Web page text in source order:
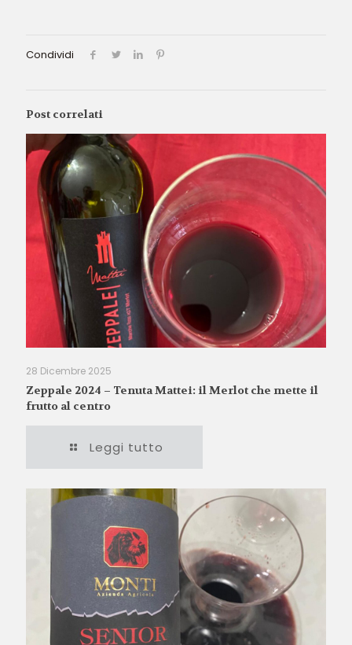
Condividi
Post correlati
28 Dicembre 2025
Zeppale 2024 – Tenuta Mattei: il Merlot che mette il
frutto al centro
Leggi tutto